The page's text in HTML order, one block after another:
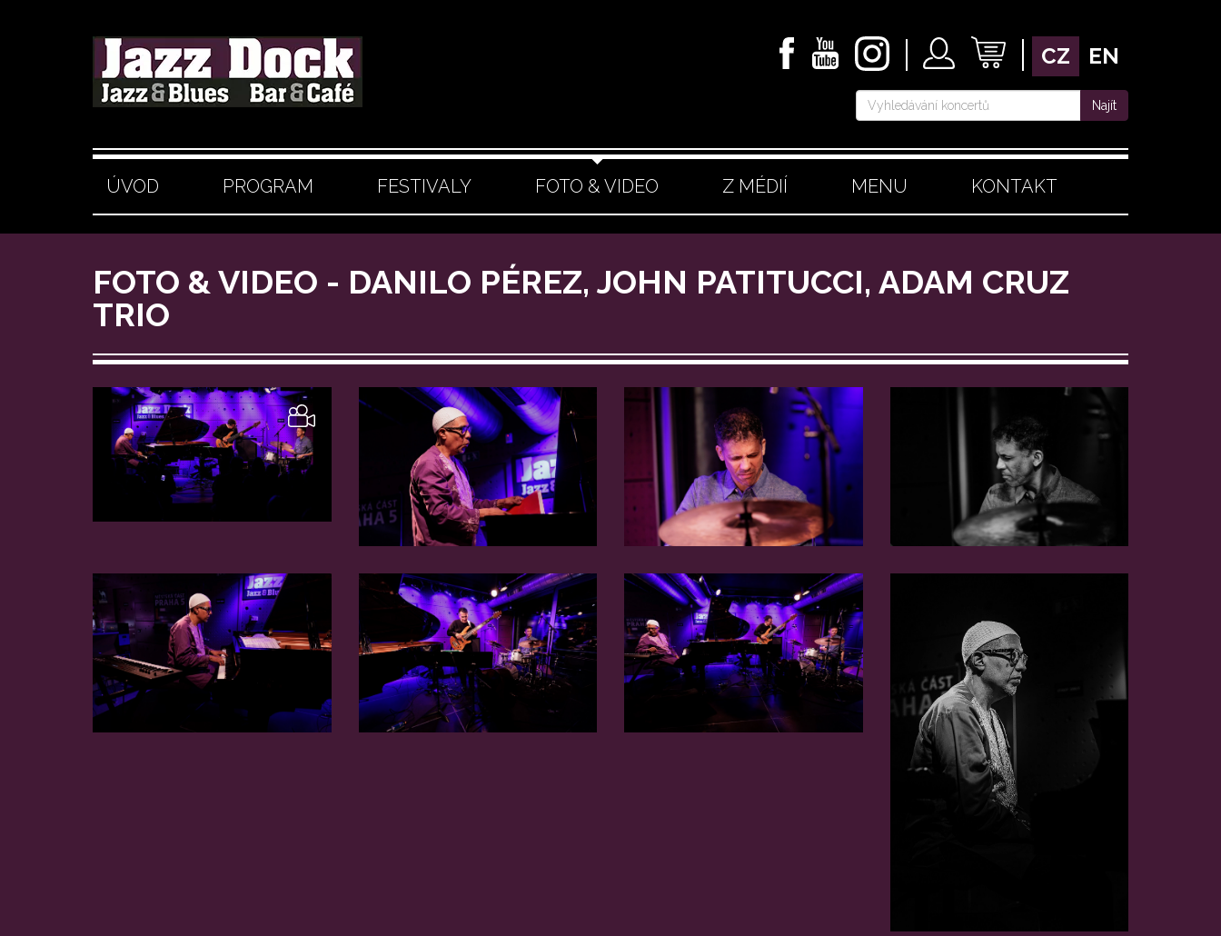
CZ EN
Najít
ÚVOD PROGRAM FESTIVALY FOTO & VIDEO Z MÉDIÍ MENU KONTAKT
FOTO & VIDEO - DANILO PÉREZ, JOHN PATITUCCI, ADAM CRUZ
TRIO